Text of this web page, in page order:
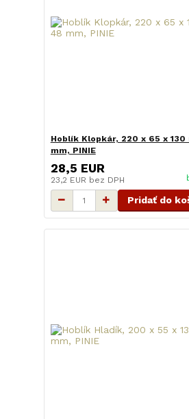
Hoblík Klopkár, 220 x 65 x 130
mm, PINIE
28,5 EUR
23,2 EUR bez DPH
Pridať do